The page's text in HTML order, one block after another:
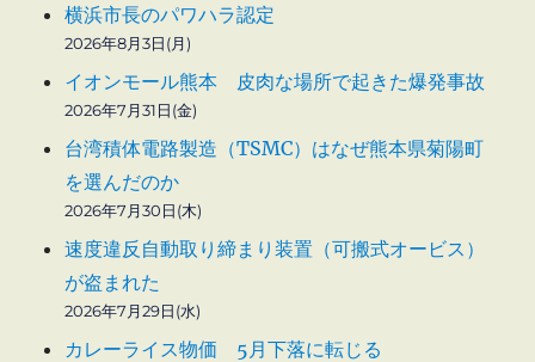
横浜市長のパワハラ認定
2026年8月3日(月)
イオンモール熊本 皮肉な場所で起きた爆発事故
2026年7月31日(金)
台湾積体電路製造（TSMC）はなぜ熊本県菊陽町
を選んだのか
2026年7月30日(木)
速度違反自動取り締まり装置（可搬式オービス）
が盗まれた
2026年7月29日(水)
カレーライス物価 5月下落に転じる